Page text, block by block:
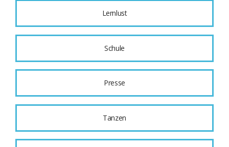
Lernlust
Schule
Presse
Tanzen